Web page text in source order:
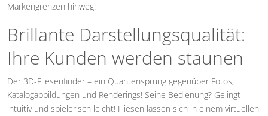
Markengrenzen hinweg!
Brillante Darstellungsqualität:
Ihre Kunden werden staunen
Der 3D-Fliesenfinder – ein Quantensprung gegenüber Fotos,
Katalogabbildungen und Renderings! Seine Bedienung? Gelingt
intuitiv und spielerisch leicht! Fliesen lassen sich in einem virtuellen